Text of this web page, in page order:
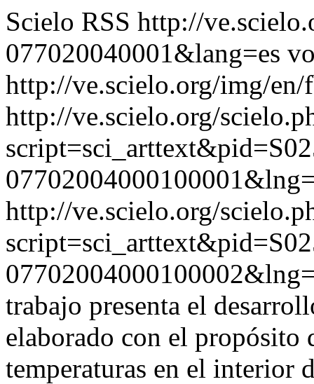
Scielo RSS http://
077020040001&lang=es
http://ve.scielo.org/img/
http://ve.scielo.org/
http://ve.scielo.org/
trabajo presenta el
elaborado con el
temperaturas en el interior